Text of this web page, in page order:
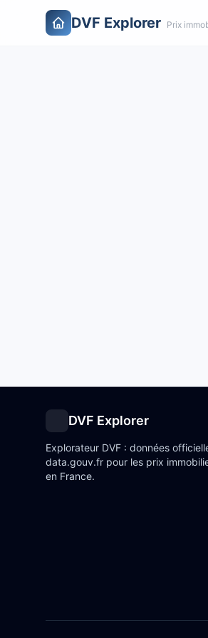
DVF Explorer Prix
DVF Explorer
Explorateur DVF : données
data.gouv.fr pour les prix
en France.